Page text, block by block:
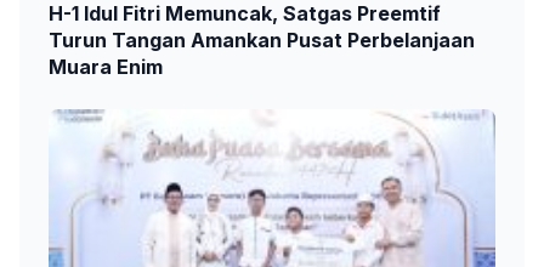
H-1 Idul Fitri Memuncak, Satgas Preemtif
Turun Tangan Amankan Pusat Perbelanjaan
Muara Enim